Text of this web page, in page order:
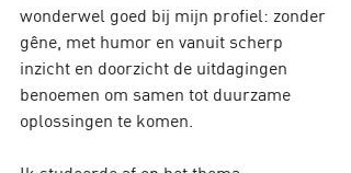
wonderwel goed bij mijn profiel: zonder
gêne, met humor en vanuit scherp
inzicht en doorzicht de uitdagingen
benoemen om samen tot duurzame
oplossingen te komen.